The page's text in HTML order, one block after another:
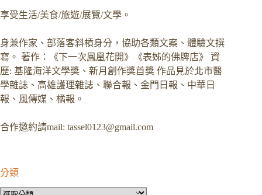
享受生活/美食/旅遊/展覽/文學。
身兼作家、部落客斜槓身分，協助各類文案、體驗文撰
寫。 著作：《下一次鳳凰花開》《表姊的佛牌店》 資
歷: 基隆海洋文學獎、新月創作獎首獎 作品見於北市醫
學雜誌、高雄護理雜誌、聯合報、金門日報、中華日
報、風傳媒、橘報。
合作邀約請mail: tassel0123@gmail.com
分類